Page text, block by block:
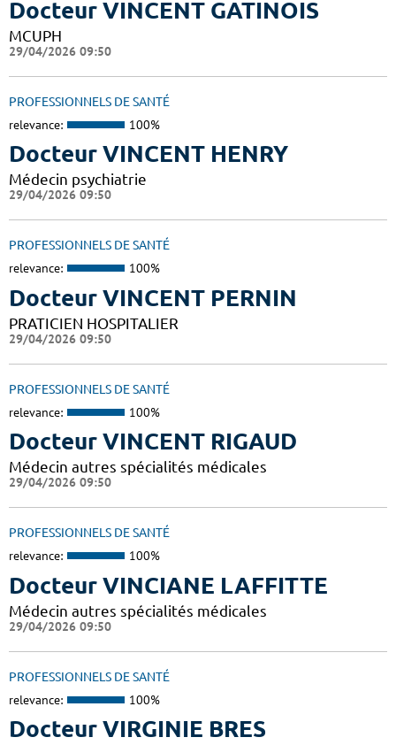
Docteur VINCENT GATINOIS
MCUPH
29/04/2026 09:50
PROFESSIONNELS DE SANTÉ
relevance: 100%
Docteur VINCENT HENRY
Médecin psychiatrie
29/04/2026 09:50
PROFESSIONNELS DE SANTÉ
relevance: 100%
Docteur VINCENT PERNIN
PRATICIEN HOSPITALIER
29/04/2026 09:50
PROFESSIONNELS DE SANTÉ
relevance: 100%
Docteur VINCENT RIGAUD
Médecin autres spécialités médicales
29/04/2026 09:50
PROFESSIONNELS DE SANTÉ
relevance: 100%
Docteur VINCIANE LAFFITTE
Médecin autres spécialités médicales
29/04/2026 09:50
PROFESSIONNELS DE SANTÉ
relevance: 100%
Docteur VIRGINIE BRES